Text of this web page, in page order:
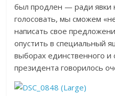
был продлен — ради явки
голосовать, мы сможем
написать свое
опустить в специальный
выборах единственного и
президента говорилось